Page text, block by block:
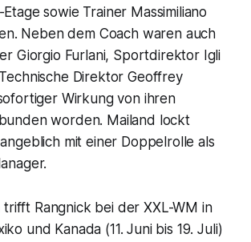
sowie Trainer Massimiliano
Neben dem Coach waren auch
Giorgio Furlani, Sportdirektor Igli
Direktor Geoffrey
Wirkung von ihren
worden. Mailand lockt
mit einer Doppelrolle als
trifft Rangnick bei der XXL-WM in
und Kanada (11. Juni bis 19. Juli)